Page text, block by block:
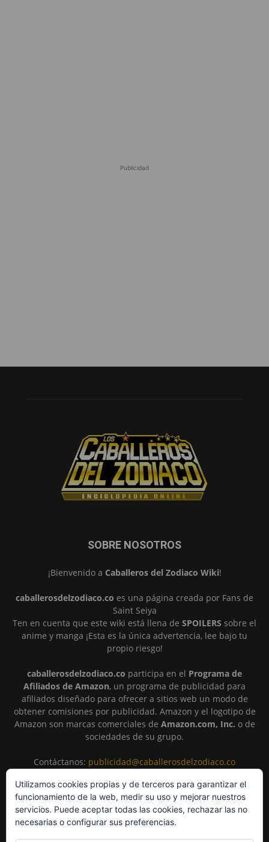
Publicidad
SOBRE NOSOTROS
¡Bienvenido a Caballeros del Zodiaco Wiki!
caballerosdelzodiaco.co es una página creada por Fans de
Saint Seiya
Ten en cuenta que este wiki está llena de SPOILERS sobre el
anime y manga ¡Esta es la única advertencia, lee bajo tu
propio riesgo!
caballerosdelzodiaco.co participa en el Programa de
Afiliados de Amazon, un programa de publicidad para
afiliados diseñado para ofrecer a sitios web un modo de
obtener comisiones por publicidad. Amazon y el logotipo de
Amazon son marcas comerciales de Amazon.com, Inc. o de
sociedades de su grupo.
Contáctanos: publicidad@caballerosdelzodiaco.co
SÍGUENOS
Utilizamos cookies propias y de terceros para garantizar el
funcionamiento de la web, medir su uso y mejorar nuestros
servicios. Puede aceptar todas las cookies, rechazar las no
necesarias o configurar sus preferencias.